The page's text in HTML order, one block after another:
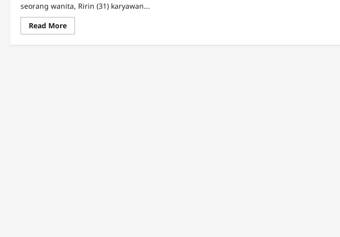
seorang wanita, Ririn (31) karyawan...
Read More